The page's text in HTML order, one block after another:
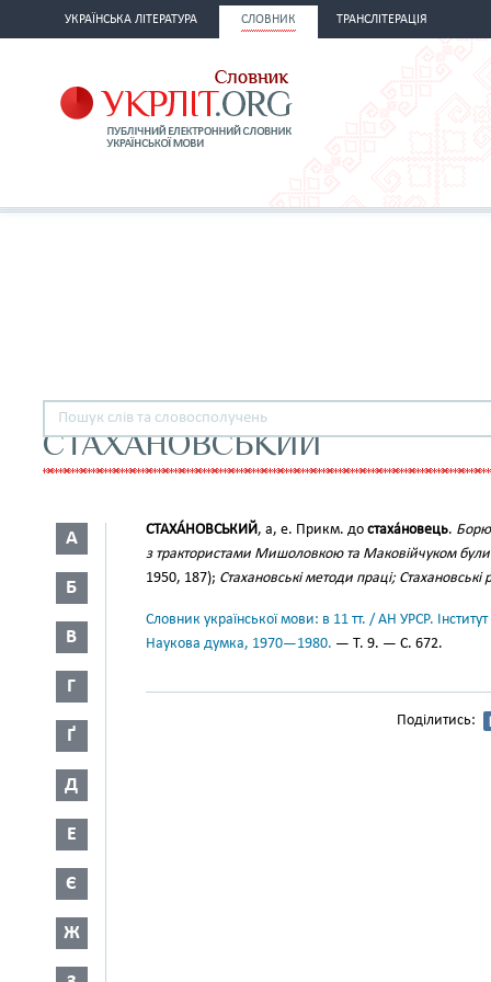
УКРАЇНСЬКА ЛІТЕРАТУРА СЛОВНИК ТРАНСЛІТЕРАЦІЯ
СТАХАНОВСЬКИЙ
А
Б
В
Г
Ґ
Д
Е
Є
Ж
СТАХА́НОВСЬКИЙ, а, е. Прикм. до стаха́новець.
з трактористами Мишоловкою та Маковійчуком були
1950, 187); Стахановські методи праці;
Словник української мови: в 11 тт. / АН УРСР.
Наукова думка, 1970—1980. — Т. 9. — С. 672.
Поділитись: